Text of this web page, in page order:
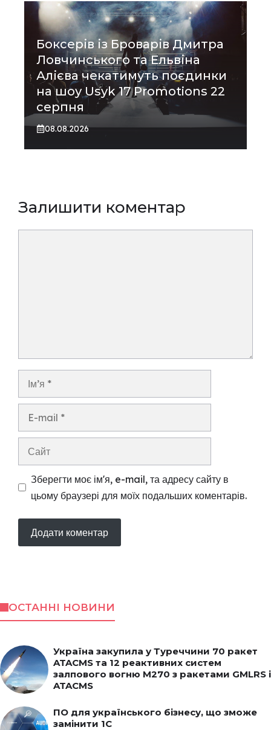
Боксерів із Броварів Дмитра
Ловчинського та Ельвіна
Алієва чекатимуть поєдинки
на шоу Usyk 17 Promotions 22
серпня
08.08.2026
Залишити коментар
Зберегти моє ім'я, e-mail, та адресу сайту в
цьому браузері для моїх подальших коментарів.
ОСТАННІ НОВИНИ
Україна закупила у Туреччини 70 ракет
ATACMS та 12 реактивних систем
залпового вогню M270 з ракетами GMLRS і
ATACMS
ПО для українського бізнесу, що зможе
замінити 1С